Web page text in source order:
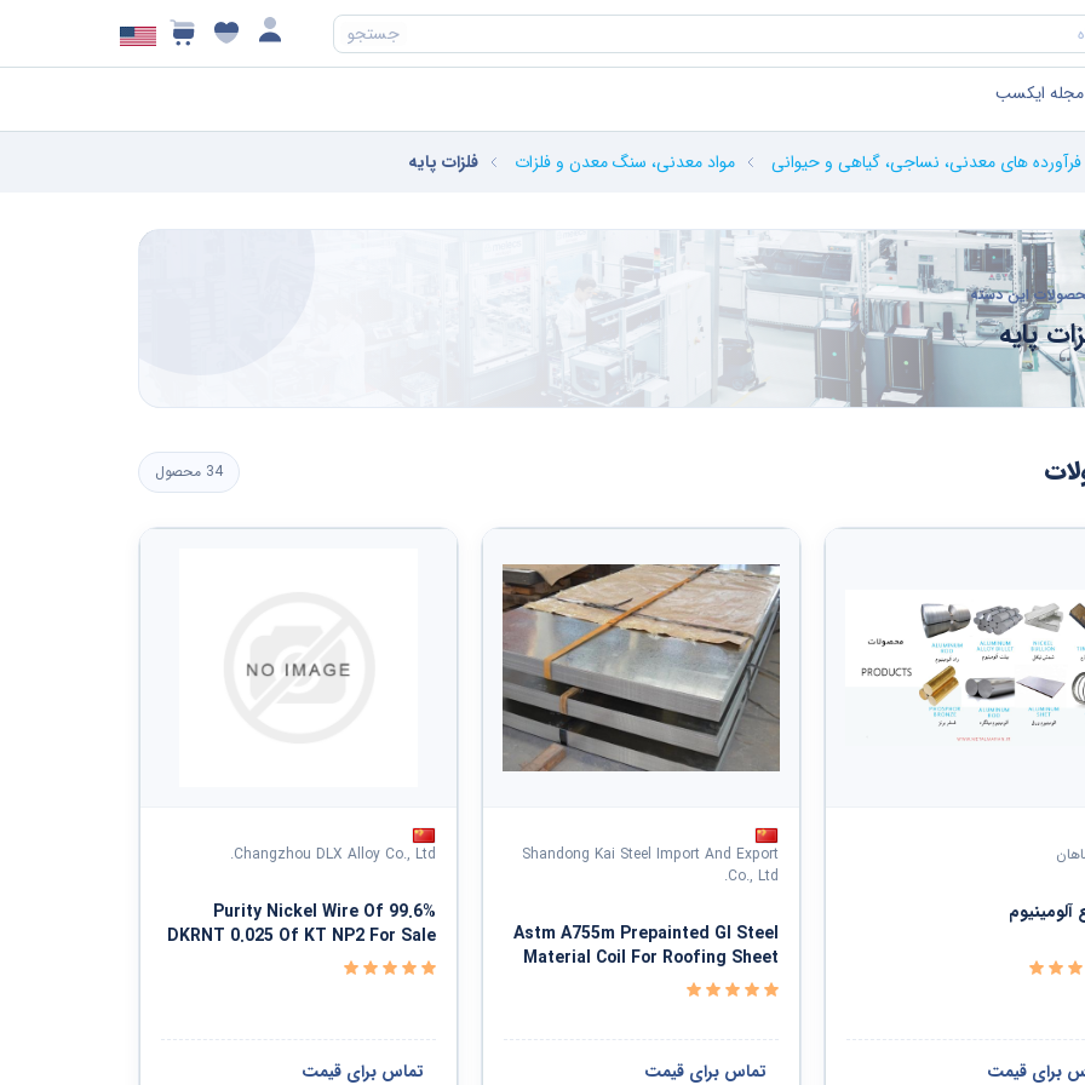
جستجو
مجله ایکسب
فرآورده های معدنی، نساجی، گیاهی و حیوانی مواد معدنی، سنگ معدن و فلزات فلزات پایه
این دسته
پایه
34 محصول
آلومینیوم
برای قیمت
Shandong Kai Steel Import And Export
Co., Ltd.
Astm A755m Prepainted GI Steel
Material Coil For Roofing Sheet
تماس برای قیمت
Changzhou DLX Alloy Co., Ltd.
99.6% Purity Nickel Wire Of
DKRNT 0.025 Of KT NP2 For Sale
تماس برای قیمت